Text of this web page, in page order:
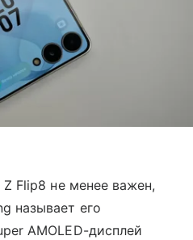
Flip8 не менее важен,
называет его
AMOLED-дисплей